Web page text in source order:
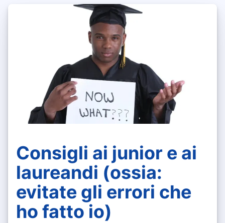
Consigli ai junior e ai
laureandi (ossia:
evitate gli errori che
ho fatto io)